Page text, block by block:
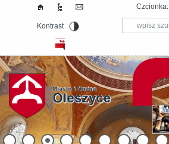
Czcionka:
Kontrast